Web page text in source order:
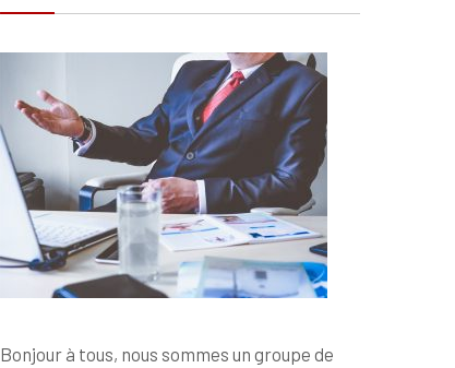
Bonjour à tous, nous sommes un groupe de